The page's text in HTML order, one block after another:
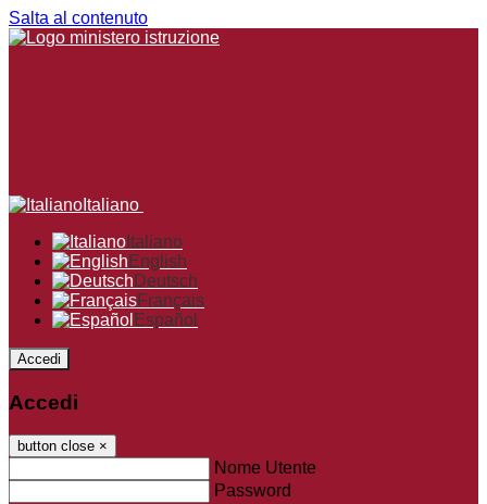
Salta al contenuto
Italiano
Italiano
English
Deutsch
Français
Español
Accedi
Accedi
button close ×
Nome Utente
Password